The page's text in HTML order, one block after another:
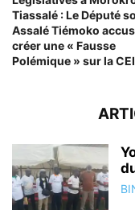
Tiassalé : Le Député
Assalé Tiémoko
créer une « Fausse
Polémique » sur la CEI